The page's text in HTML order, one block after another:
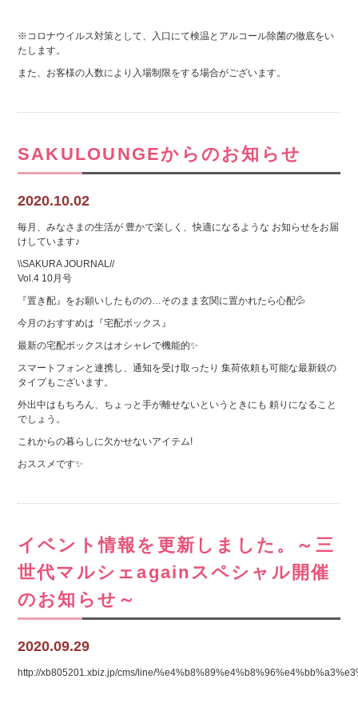
※コロナウイルス対策として、入口にて検温とアルコール除菌の徹底をい
たします。
また、お客様の人数により入場制限をする場合がございます。
SAKULOUNGEからのお知らせ
2020.10.02
毎月、みなさまの生活が 豊かで楽しく、快適になるような お知らせをお届
けしています♪
\\SAKURA JOURNAL//
Vol.4 10月号
『置き配』をお願いしたものの…そのまま玄関に置かれたら心配💦
今月のおすすめは『宅配ボックス』
最新の宅配ボックスはオシャレで機能的✨
スマートフォンと連携し、通知を受け取ったり 集荷依頼も可能な最新鋭の
タイプもございます。
外出中はもちろん、ちょっと手が離せないというときにも 頼りになること
でしょう。
これからの暮らしに欠かせないアイテム!
おススメです✨
イベント情報を更新しました。～三
世代マルシェagainスペシャル開催
のお知らせ～
2020.09.29
http://xb805201.xbiz.jp/cms/line/